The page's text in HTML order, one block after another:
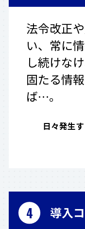
法令改正
い、常に
し続けな
固たる情
ば…。
日々発生
4 導入